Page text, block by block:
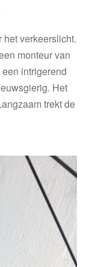
het verkeerslicht.
monteur van
intrigerend
Het
trekt de